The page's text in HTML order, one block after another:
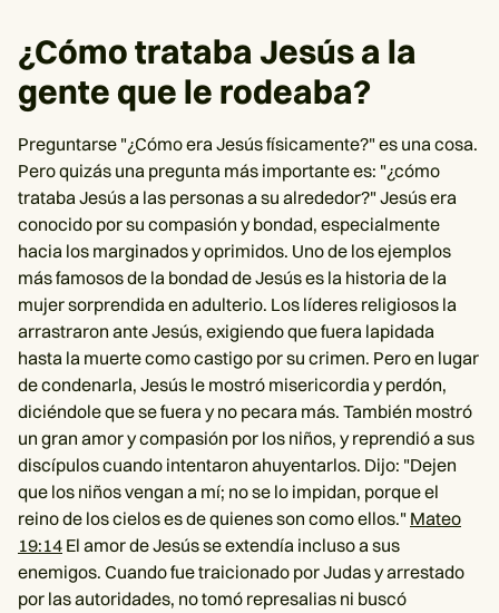
¿Cómo trataba Jesús a la
gente que le rodeaba?
Preguntarse "¿Cómo era Jesús físicamente?" es una cosa.
Pero quizás una pregunta más importante es: "¿cómo
trataba Jesús a las personas a su alrededor?" Jesús era
conocido por su compasión y bondad, especialmente
hacia los marginados y oprimidos. Uno de los ejemplos
más famosos de la bondad de Jesús es la historia de la
mujer sorprendida en adulterio. Los líderes religiosos la
arrastraron ante Jesús, exigiendo que fuera lapidada
hasta la muerte como castigo por su crimen. Pero en lugar
de condenarla, Jesús le mostró misericordia y perdón,
diciéndole que se fuera y no pecara más. También mostró
un gran amor y compasión por los niños, y reprendió a sus
discípulos cuando intentaron ahuyentarlos. Dijo: "Dejen
que los niños vengan a mí; no se lo impidan, porque el
reino de los cielos es de quienes son como ellos." Mateo
19:14 El amor de Jesús se extendía incluso a sus
enemigos. Cuando fue traicionado por Judas y arrestado
por las autoridades, no tomó represalias ni buscó